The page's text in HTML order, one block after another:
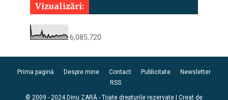
Vizualizări:
6,085,720
Prima pagină Despre mine Contact Publicitate
Newsletter
RSS
© 2009 - 2024 Dinu ZARĂ - Toate drepturile rezervate | Creat de